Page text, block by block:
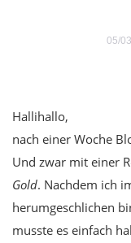
05/
Hallihallo,
nach einer Woche
Und zwar mit einer
Gold. Nachdem ich
herumgeschlichen
musste es einfach